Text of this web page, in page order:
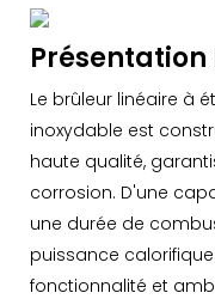
Le brûleur linéaire à
inoxydable est
haute qualité,
corrosion. D'une
une durée de
puissance
fonctionnalité et